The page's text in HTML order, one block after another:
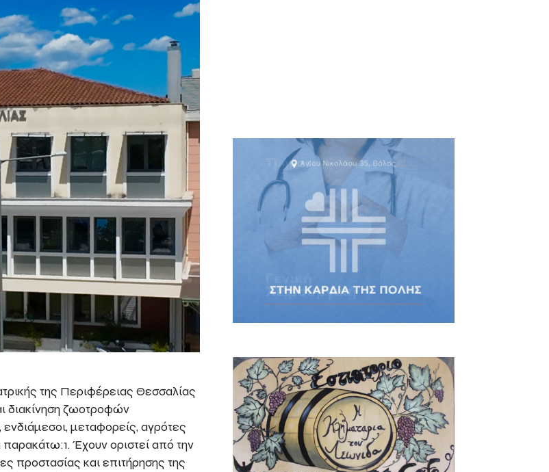
της Περιφέρειας Θεσσαλίας
διακίνηση ζωοτροφών
μεταφορείς, αγρότες
Έχουν οριστεί από την
προστασίας και επιτήρησης της